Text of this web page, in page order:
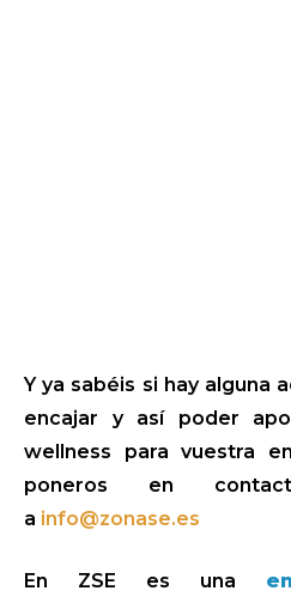
Y ya sabéis si hay alguna
encajar y así poder
wellness para vuestra
poneros en
a info@zonase.es
En ZSE es una